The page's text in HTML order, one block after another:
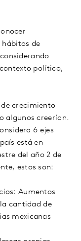
hábitos de
político,
de crecimiento
algunos creerían.
6 ejes
está en
del año 2 de
estos son:
Aumentos
cantidad de
mexicanas